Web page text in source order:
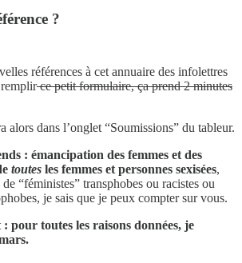
?
références à cet annuaire des infolettres
ce petit formulaire, ça prend 2 minutes
alors dans l’onglet “Soumissions” du tableur.
: émancipation des femmes et des
toutes les femmes et personnes sexisées,
“féministes” transphobes ou racistes ou
je sais que je peux compter sur vous.
pour toutes les raisons données, je